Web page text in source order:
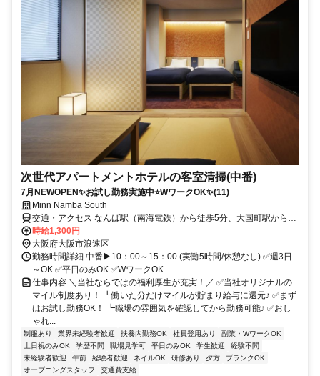
次世代アパートメントホテルの客室清掃(中番)
7月NEWOPEN✨お試し勤務実施中⭐WワークOK✨(11)
Minn Namba South
交通・アクセス なんば駅（南海電鉄）から徒歩5分、大国町駅から徒
歩8分、今宮戎駅から徒歩10分
時給1,300円
大阪府大阪市浪速区
勤務時間詳細 中番▶10：00～15：00 (実働5時間/休憩なし) ✅週3日
～OK ✅平日のみOK ✅WワークOK
仕事内容 ＼当社ならではの福利厚生が充実！／ ✅当社オリジナルの
マイル制度あり！ ┗働いた分だけマイルが貯まり給与に還元♪ ✅まず
はお試し勤務OK！ ┗職場の雰囲気を確認してから勤務可能♪ ✅おし
ゃれ...
制服あり 業界未経験者歓迎 扶養内勤務OK 社員登用あり
副業・WワークOK
土日祝のみOK
学歴不問 職場見学可 平日のみOK 学生歓迎
経験不問
未経験者歓迎
午前 経験者歓迎 ネイルOK 研修あり 夕方
ブランクOK
オープニングスタッフ
交通費支給